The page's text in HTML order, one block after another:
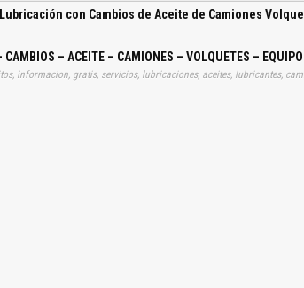
con Cambios de Aceite de Camiones
– ACEITE – CAMIONES – VOLQUETES –